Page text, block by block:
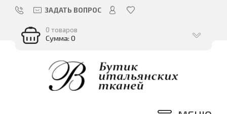
ЗАДАТЬ ВОПРОС
0 товаров
Сумма: 0